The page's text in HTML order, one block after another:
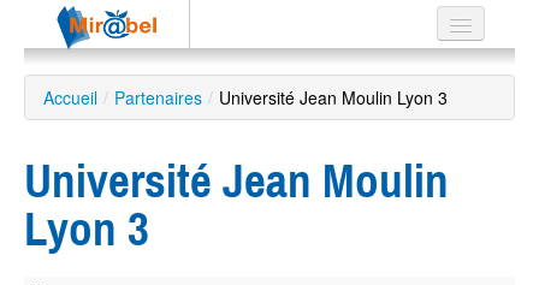
Le réseau
Soutien
Listes
Accueil / Partenaires / Université Jean Moulin Lyon 3
Université Jean Moulin
Lyon 3